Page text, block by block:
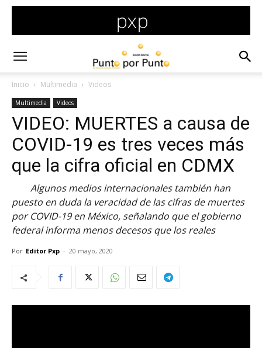
Inicio Multimedia Videos
Multimedia Videos
VIDEO: MUERTES a causa de
COVID-19 es tres veces más
que la cifra oficial en CDMX
Algunos medios internacionales también han
puesto en duda la veracidad de las cifras de muertes
por COVID-19 en México, señalando que el gobierno
federal informa menos decesos que los reales
Por Editor Pxp - 20 mayo, 2020